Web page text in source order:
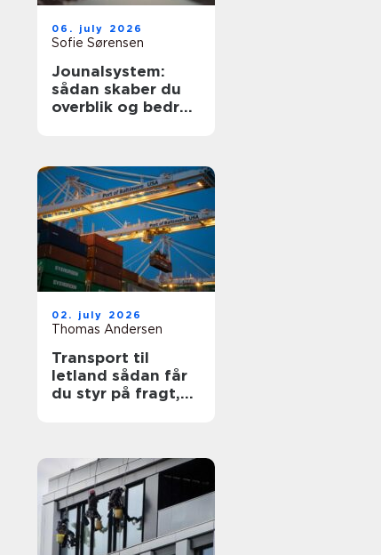
06. july 2026
Sofie Sørensen
Jounalsystem:
sådan skaber du
overblik og bedre
02. july 2026
Thomas Andersen
Transport til
letland sådan får
du styr på fragt,